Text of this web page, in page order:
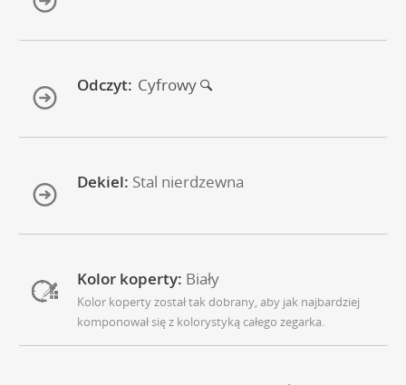
Odczyt: Cyfrowy
Dekiel: Stal nierdzewna
Kolor koperty: Biały
Kolor koperty został tak dobrany, aby jak najbardziej
komponował się z kolorystyką całego zegarka.